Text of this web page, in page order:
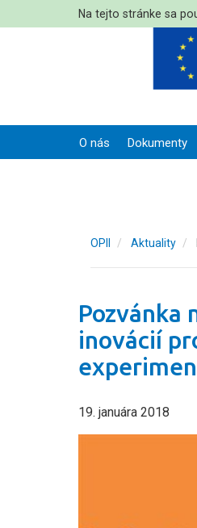
Na tejto stránke sa
O nás Dokumenty
OPII Aktuality
Pozvánka
inovácií
19. januára 2018